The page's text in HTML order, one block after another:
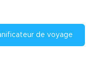
de voyage